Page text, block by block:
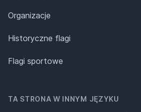
Organizacje
Historyczne flagi
Flagi sportowe
TA STRONA W INNYM JĘZYKU